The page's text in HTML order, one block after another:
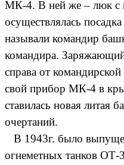
МК-4. В ней же – люк с
осуществлялась
называли командир
командира.
справа от
свой прибор МК-4 в
ставилась новая литая
очертаний.
В 1943г. было
огнеметных танков ОТ-